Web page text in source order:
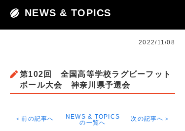
NEWS & TOPICS
2022/11/08
第102回 全国高等学校ラグビーフット
ボール大会 神奈川県予選会
＜前の記事へ
NEWS & TOPICS
の一覧へ
次の記事へ＞